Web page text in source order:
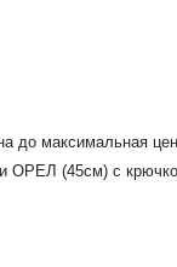
до максимальная
(45см) с